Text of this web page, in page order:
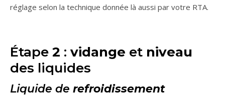
réglage selon la technique donnée là aussi par votre RTA.
Étape 2 : vidange et niveau
des liquides
Liquide de refroidissement